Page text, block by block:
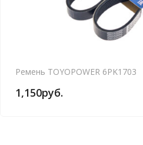
Ремень TOYOPOWER 6PK1703
1,150руб.